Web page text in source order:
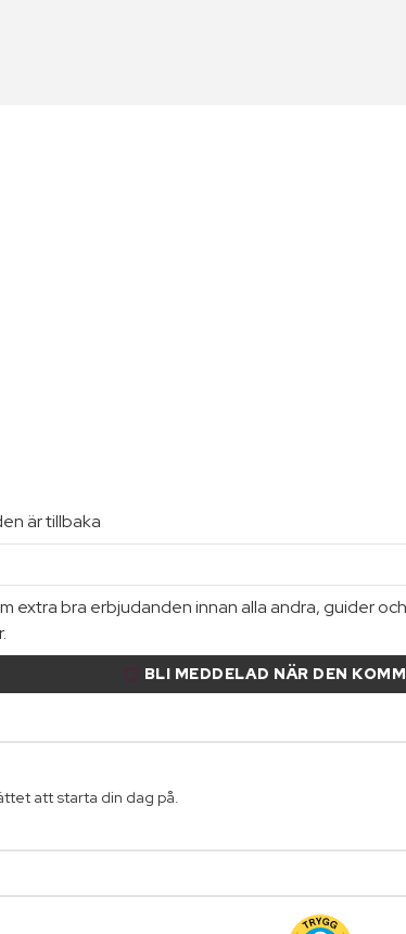
är tillbaka
extra bra erbjudanden innan alla andra, guider
BLI MEDDELAD NÄR DEN
att starta din dag på.